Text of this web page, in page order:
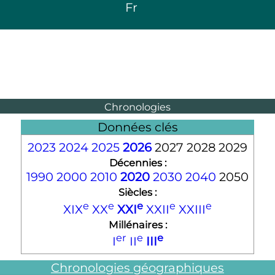
Fr
Chronologies
Données clés
2023 2024 2025 2026 2027 2028 2029
Décennies :
1990 2000 2010 2020 2030 2040 2050
Siècles :
XIXe XXe XXIe XXIIe XXIIIe
Millénaires :
Ier IIe IIIe
Chronologies géographiques